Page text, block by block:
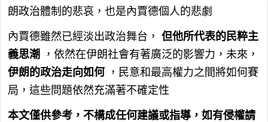
朗政治體制的悲哀，也是內賈德個人的悲劇
內賈德雖然已經淡出政治舞台， 但他所代表的民粹主
義思潮
，依然在伊朗社會有著廣泛的影響力，未來，
伊朗的政治走向如何 ，民意和最高權力之間將如何賽
局，這些問題依然充滿著不確定性
本文僅供參考，不構成任何建議或指導，如有侵權請